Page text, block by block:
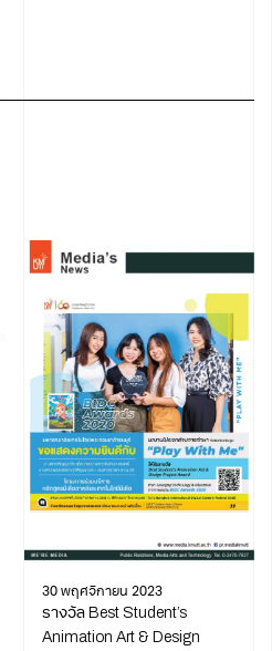
30 พฤศจิกายน 2023
รางวัล Best Student’s
Animation Art & Design